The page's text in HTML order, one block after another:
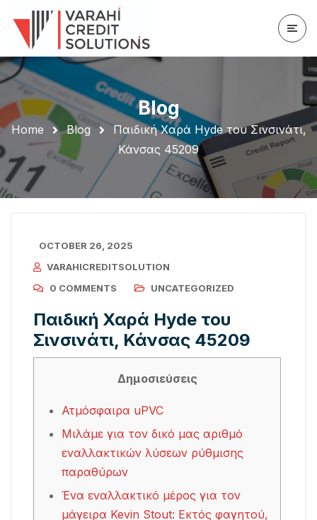
Blog
Home Blog
Παιδική Χαρά Hyde του Σινσινάτι,
Κάνσας 45209
OCTOBER 26, 2025
VARAHICREDITSOLUTION
0 COMMENTS
UNCATEGORIZED
Παιδική Χαρά Hyde του
Σινσινάτι, Κάνσας 45209
Δημοσιεύσεις
Ατμόσφαιρα uPVC
Μιλάμε για τον δικό μας αριθμό
εναλλακτικών λύσεων ρύθμισης
παραθύρων
Ένα εναλλακτικό μέρος για τον
μάγειρα Kevin Stout: Εκτός φαγητού,